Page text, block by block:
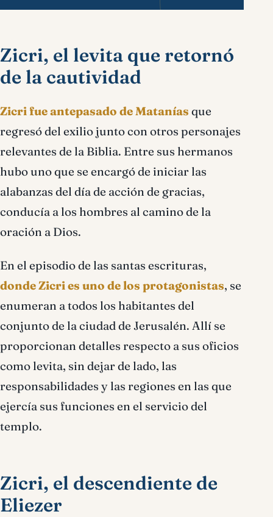
Zicri, el levita que retornó
de la cautividad
Zicri fue antepasado de Matanías que
regresó del exilio junto con otros personajes
relevantes de la Biblia. Entre sus hermanos
hubo uno que se encargó de iniciar las
alabanzas del día de acción de gracias,
conducía a los hombres al camino de la
oración a Dios.
En el episodio de las santas escrituras,
donde Zicri es uno de los protagonistas, se
enumeran a todos los habitantes del
conjunto de la ciudad de Jerusalén. Allí se
proporcionan detalles respecto a sus oficios
como levita, sin dejar de lado, las
responsabilidades y las regiones en las que
ejercía sus funciones en el servicio del
templo.
Zicri, el descendiente de
Eliezer